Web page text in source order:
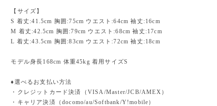
【サイズ】
S 着丈:41.5cm 胸囲:75cm ウエスト:64cm 袖丈:16cm
M 着丈:42.5cm 胸囲:79cm ウエスト:68cm 袖丈:17cm
L 着丈:43.5cm 胸囲:83cm ウエスト:72cm 袖丈:18cm
モデル身長168cm 体重45kg 着用サイズS
♦︎選べるお支払い方法
・クレジットカード決済（VISA/Master/JCB/AMEX）
・キャリア決済（docomo/au/Softbank/Y!mobile）